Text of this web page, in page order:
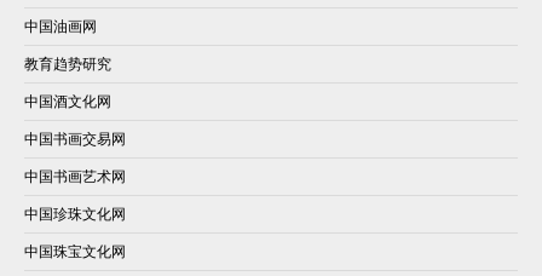
中国油画网
教育趋势研究
中国酒文化网
中国书画交易网
中国书画艺术网
中国珍珠文化网
中国珠宝文化网